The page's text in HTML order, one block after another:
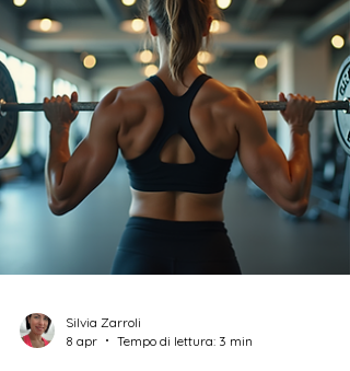
perché affidarsi agli esperti per dimagrire può
fare la differenza nel tuo percorso verso il
benessere. Perché scegliere la mia piccola
palestra? Perché ci sono lezioni pensate
per questo obiettivo, con insegnanti che ti
spiegano passo dopo